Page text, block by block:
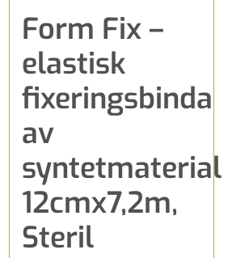
Form Fix –
elastisk
fixeringsbinda
av
syntetmaterial
12cmx7,2m,
Steril